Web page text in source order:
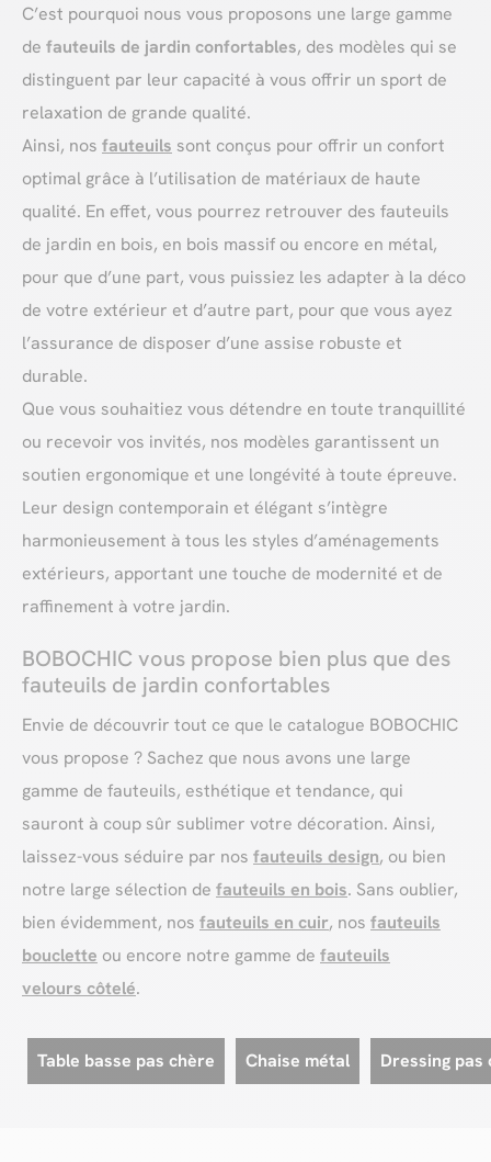
C’est pourquoi nous vous proposons une large gamme
de fauteuils de jardin confortables, des modèles qui se
distinguent par leur capacité à vous offrir un sport de
relaxation de grande qualité.
Ainsi, nos fauteuils sont conçus pour offrir un confort
optimal grâce à l’utilisation de matériaux de haute
qualité. En effet, vous pourrez retrouver des fauteuils
de jardin en bois, en bois massif ou encore en métal,
pour que d’une part, vous puissiez les adapter à la déco
de votre extérieur et d’autre part, pour que vous ayez
l’assurance de disposer d’une assise robuste et
durable.
Que vous souhaitiez vous détendre en toute tranquillité
ou recevoir vos invités, nos modèles garantissent un
soutien ergonomique et une longévité à toute épreuve.
Leur design contemporain et élégant s’intègre
harmonieusement à tous les styles d’aménagements
extérieurs, apportant une touche de modernité et de
raffinement à votre jardin.
BOBOCHIC vous propose bien plus que des
fauteuils de jardin confortables
Envie de découvrir tout ce que le catalogue BOBOCHIC
vous propose ? Sachez que nous avons une large
gamme de fauteuils, esthétique et tendance, qui
sauront à coup sûr sublimer votre décoration. Ainsi,
laissez-vous séduire par nos fauteuils design, ou bien
notre large sélection de fauteuils en bois. Sans oublier,
bien évidemment, nos fauteuils en cuir, nos fauteuils
bouclette ou encore notre gamme de fauteuils
velours côtelé.
Table basse pas chère Chaise métal Dressing pas